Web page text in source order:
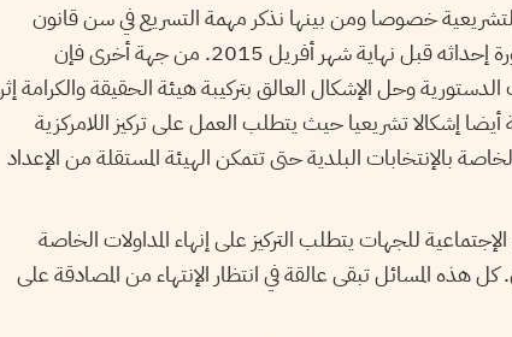
خصوصا ومن بينها نذكر مهمة التسريع في سن قانون
المجلس الأعلى للقضاء الذي نص الدستور على ضرورة إحداثه قبل نهاية شهر أفريل 2015. من جهة أخرى فإن
وحل الإشكال العالق بتركيبة هيئة الحقيقة والكرامة إثر
إشكالا تشريعيا حيث يتطلب العمل على تركيز اللامركزية
بالإنتخابات البلدية حتى تتمكن الهيئة المستقلة من الإعداد
للجهات يتطلب التركيز على إنهاء المداولات الخاصة
المسائل تبقى عالقة في انتظار الإنتهاء من المصادقة على